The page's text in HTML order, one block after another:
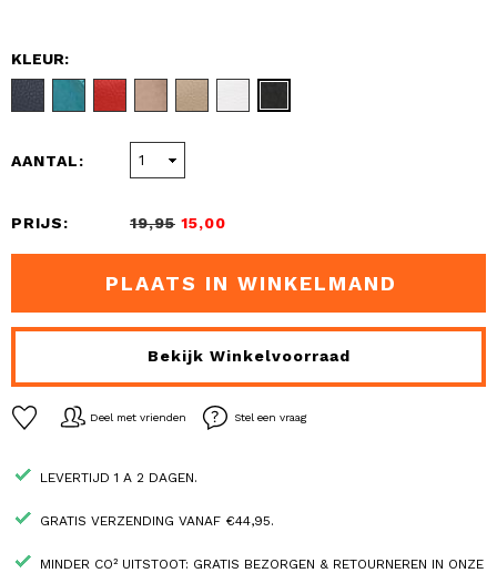
KLEUR:
AANTAL:
PRIJS: 19,95 15,00
PLAATS IN WINKELMAND
Bekijk Winkelvoorraad
Deel met vrienden Stel een vraag
LEVERTIJD 1 A 2 DAGEN.
GRATIS VERZENDING VANAF €44,95.
MINDER CO² UITSTOOT: GRATIS BEZORGEN & RETOURNEREN IN ONZE